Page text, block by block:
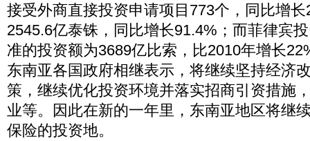
接受外商直接投资申请项目773个，同比增
2545.6亿泰铢，同比增长91.4%；而菲律宾
准的投资额为3689亿比索，比2010年增长
东南亚各国政府相继表示，将继续坚持经济
策，继续优化投资环境并落实招商引资措施
业等。因此在新的一年里，东南亚地区将继
保险的投资地。